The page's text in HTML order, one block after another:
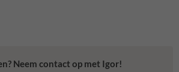
Neem contact op met Igor!